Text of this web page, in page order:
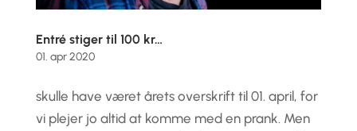
Entré stiger til 100 kr…
01. apr 2020
skulle have været årets overskrift til 01. april, for
vi plejer jo altid at komme med en prank. Men